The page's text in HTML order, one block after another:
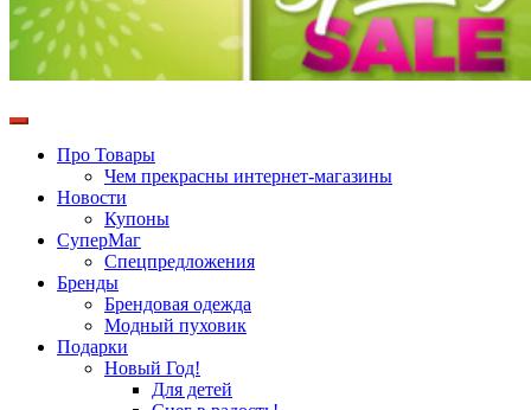
Про Товары
Чем прекрасны интернет-магазины
Новости
Купоны
СуперМаг
Спецпредложения
Бренды
Брендовая одежда
Модный пуховик
Подарки
Новый Год!
Для детей